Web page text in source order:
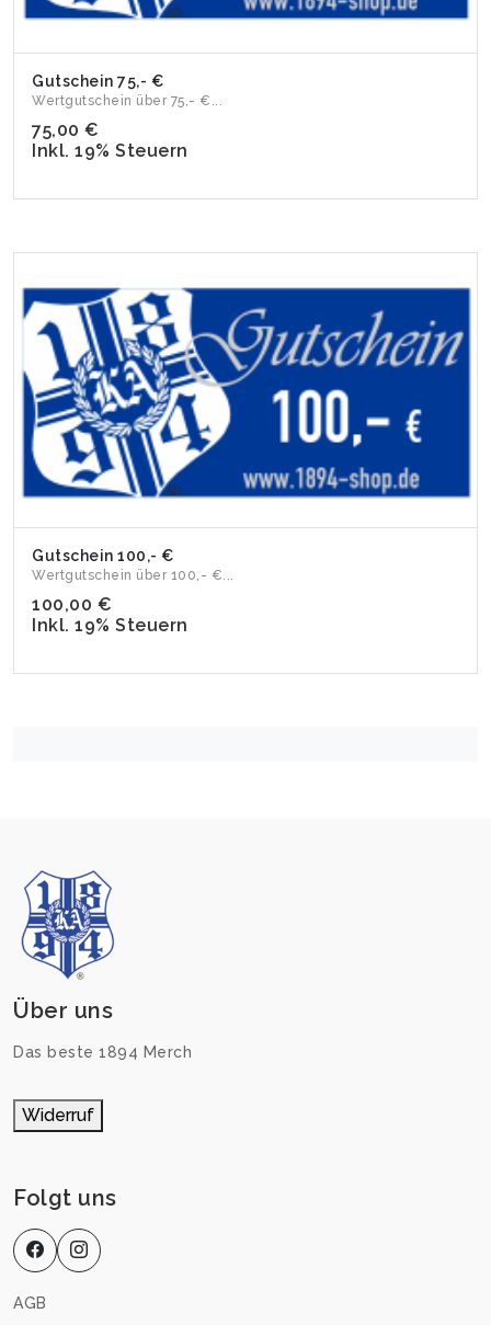
Gutschein 75,- €
Wertgutschein über 75,- €...
75,00 €
Inkl. 19% Steuern
Gutschein 100,- €
Wertgutschein über 100,- €...
100,00 €
Inkl. 19% Steuern
Über uns
Das beste 1894 Merch
Widerruf
Folgt uns
AGB